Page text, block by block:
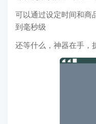
可以通过设定时间和商
到毫秒级
还等什么，神器在手，